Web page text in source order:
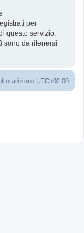
per
questo servizio,
sono da ritenersi
orari sono UTC+02:00